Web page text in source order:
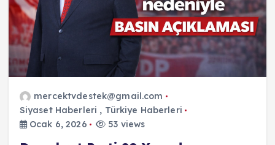
mercektvdestek@gmail.com
Siyaset Haberleri , Türkiye Haberleri
Ocak 6, 2026
53 views